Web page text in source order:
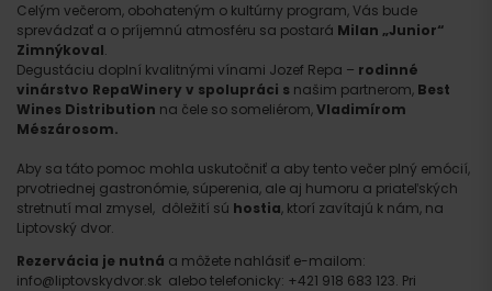
Celým večerom, obohateným o kultúrny program, Vás bude
sprevádzať a o príjemnú atmosféru sa postará Milan „Junior“
Zimnýkoval.
Degustáciu doplní kvalitnými vínami Jozef Repa – rodinné
vinárstvo RepaWinery v spolupráci s našim partnerom, Best
Wines Distribution na čele so someliérom,Vladimírom
Mészárosom.
Aby sa táto pomoc mohla uskutočniť a aby tento večer plný emócií,
prvotriednej gastronómie, súperenia, ale aj humoru a priateľských
stretnutí mal zmysel, dôležití sú hostia, ktorí zavítajú k nám, na
Liptovský dvor.
Rezervácia je nutná a môžete nahlásiť e-mailom:
info@liptovskydvor.sk alebo telefonicky: +421 918 683 123. Pri